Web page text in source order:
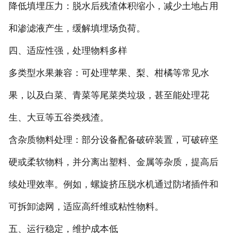
降低填埋压力：脱水后残渣体积缩小，减少土地占用
和渗滤液产生，缓解填埋场负荷。
四、适应性强，处理物料多样
多类型水果兼容：可处理苹果、梨、柑橘等常见水
果，以及白菜、青菜等尾菜类垃圾，甚至能处理花
生、大豆等五谷类残渣。
含杂质物料处理：部分设备配备破碎装置，可破碎坚
硬或柔软物料，并分离出塑料、金属等杂质，提高后
续处理效率。例如，螺旋挤压脱水机通过防堵插件和
可拆卸滤网，适应高纤维或粘性物料。
五、运行稳定，维护成本低